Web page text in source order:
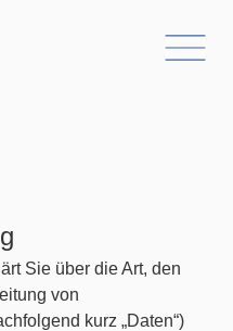
Sie über die Art, den
von
kurz „Daten“)